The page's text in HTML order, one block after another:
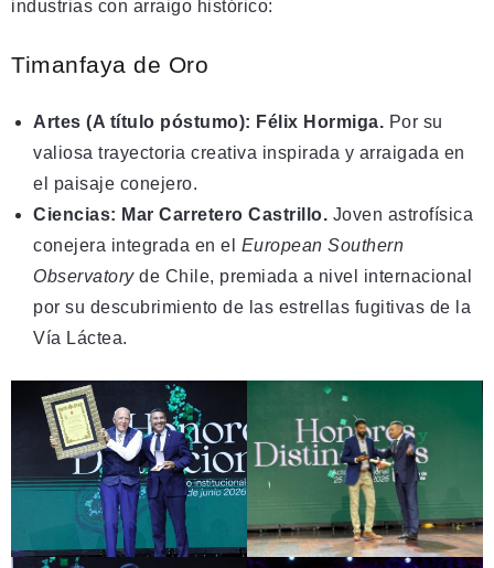
industrias con arraigo histórico:
Timanfaya de Oro
Artes (A título póstumo): Félix Hormiga. Por su
valiosa trayectoria creativa inspirada y arraigada en
el paisaje conejero.
Ciencias: Mar Carretero Castrillo. Joven astrofísica
conejera integrada en el European Southern
Observatoryde Chile, premiada a nivel internacional
por su descubrimiento de las estrellas fugitivas de la
Vía Láctea.